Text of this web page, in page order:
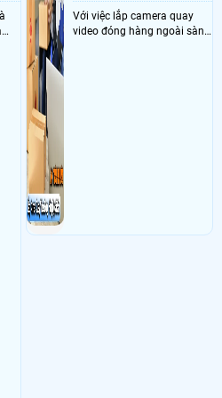
Dịch vụ camera quan sát
Thương Mại - Điện Diệu Thành Địa
Phục, Chợ Lớn, Hồ Chí Minh Sử
A8124N2-VN + 1 ổ cứng 1T VP, 1
phần mềm online tự động 1 bàn 1tr/1
Địa điểm lăp đặt camera 1002
Sử dụng
MY'
Với việc lắp camera quay
video đóng hàng ngoài sàn